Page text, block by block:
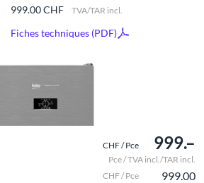
999.00 CHF TVA/TAR incl.
Fiches techniques (PDF)
CHF / Pce 999.–
Pce / TVA incl./TAR incl.
CHF / Pce 999.00